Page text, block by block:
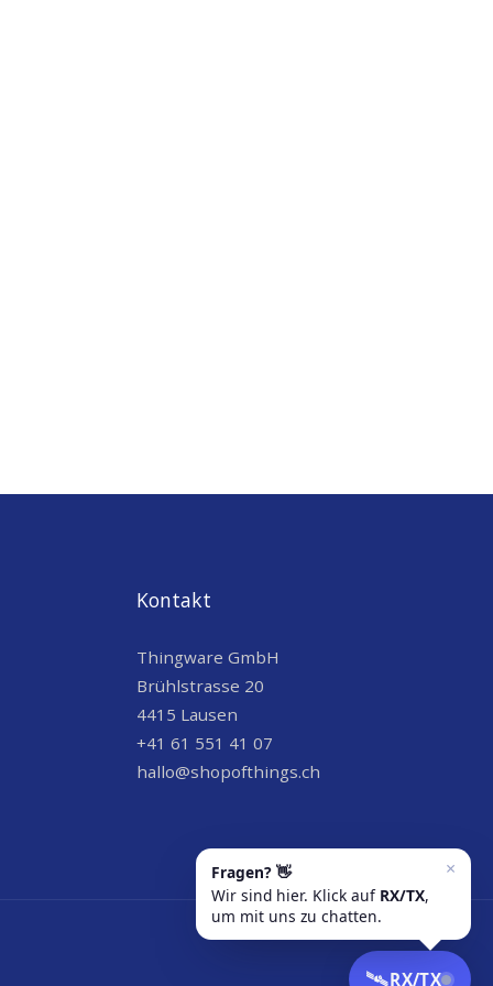
Kontakt
Thingware GmbH
Brühlstrasse 20
4415 Lausen
+41 61 551 41 07
hallo@shopofthings.ch